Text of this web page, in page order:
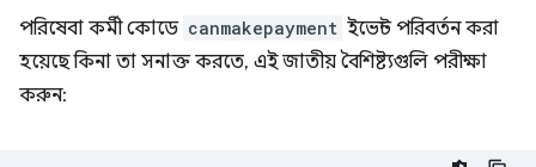
পরিষেবা কর্মী কোডে canmakepayment ইভেন্ট পরিবর্তন করা
হয়েছে কিনা তা সনাক্ত করতে, এই জাতীয় বৈশিষ্ট্যগুলি পরীক্ষা
করুন: